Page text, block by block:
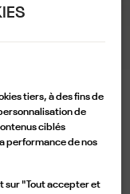
tiers, à des fins de
de
ciblés
performance de nos
sur "Tout accepter et